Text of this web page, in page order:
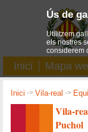
Inici Mapa
Inici ->Vila-real ->
Vila-
Puchol
Ús de
Utilitzem
els nostres
considerem